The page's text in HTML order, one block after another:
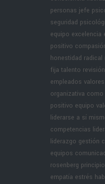
personas jefe
seguridad
equipo excelencia
positivo
honestidad radical
fija talento
empleados
organizativa como
positivo equipo
liderarse a sí
competencias
liderazgo gestión
equipos
rosenberg
empatía estrés